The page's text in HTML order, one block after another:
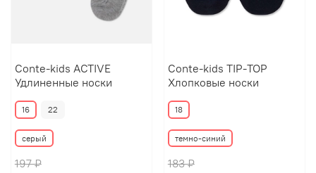
Conte-kids ACTIVE
Удлиненные носки
16 22
серый
197 ₽
Conte-kids TIP-TOP
Хлопковые носки
18
темно-синий
183 ₽